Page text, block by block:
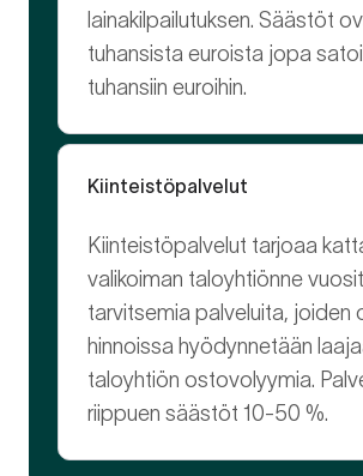
lainakilpailutuksen. Säästöt
tuhansista euroista jopa
tuhansiin euroihin.
Kiinteistöpalvelut
Kiinteistöpalvelut tarjoaa
valikoiman taloyhtiönne
tarvitsemia palveluita, joiden
hinnoissa hyödynnetään
taloyhtiön ostovolyymia.
riippuen säästöt 10-50 %.